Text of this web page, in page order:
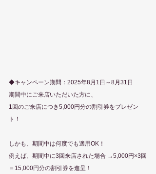
◆キャンペーン期間：2025年8月1日～8月31日
期間中にご来店いただいた方に、
1回のご来店につき5,000円分の割引券をプレゼン
ト！
しかも、期間中は何度でも適用OK！
例えば、期間中に3回来店された場合 →5,000円×3回
＝15,000円分の割引券を進呈！